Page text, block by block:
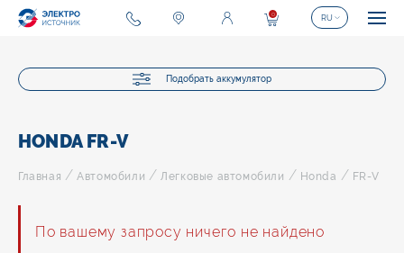
Подобрать аккумулятор
HONDA FR-V
Главная /Автомобили /Легковые автомобили / Honda / FR-V
По вашему запросу ничего не найдено
0 RU